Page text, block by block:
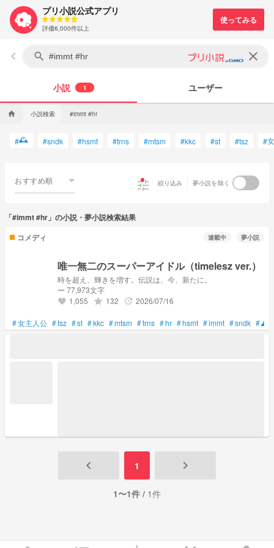
プリ小説公式アプリ
評価6,000件以上
keyboard_arrow_left search clear
小説 1 ユーザー
home 小説検索 #immt #hr
#🕰 #sndk #hsmt #trns #mtsm #kkc #st #tsz #
おすすめ順 tune 絞り込み 夢小説を除く
「#immt #hr」の小説・夢小説検索結果
コメディ
連載中 夢小説
唯一無二のスーパーアイドル（timelesz ver.）
時を超え、輝きを増す。伝説は、今、新たに。
ー 77,973文字
favorite 1,055 grade 132 update 2026/07/16
#女主人公 #tsz #st #kkc #mtsm #trns #hr #hsmt #immt #sndk #🕰
keyboard_arrow_left 1 keyboard_arrow_right
1〜1件 / 1件